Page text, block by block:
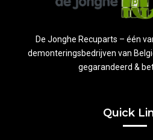
De Jonghe Recuparts – één
demonteringsbedrijven van
gegarandeerd &
Quick